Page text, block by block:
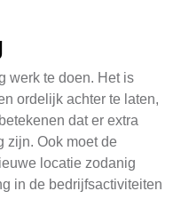
werk te doen. Het is
ordelijk achter te laten,
dat er extra
zijn. Ook moet de
locatie zodanig
in de bedrijfsactiviteiten